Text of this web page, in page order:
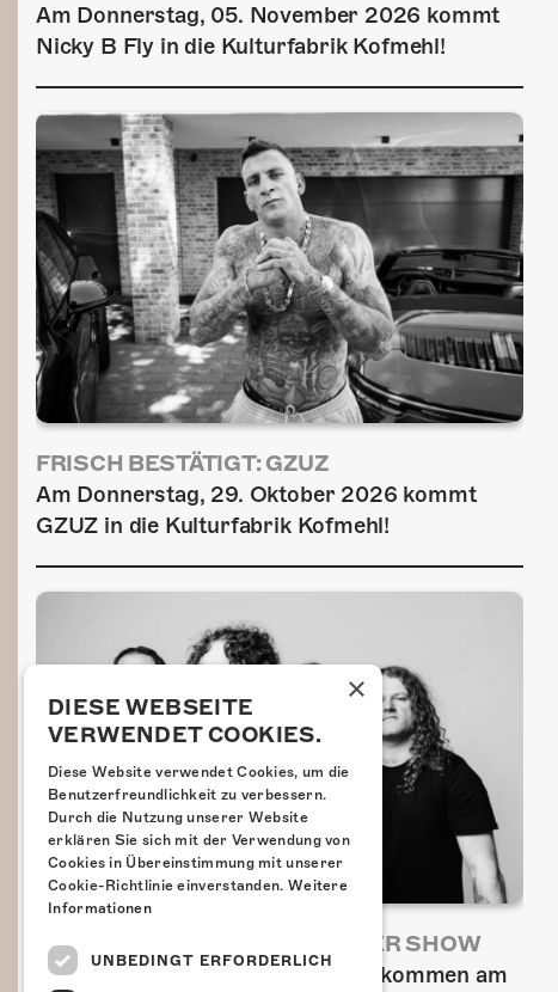
Am Donnerstag, 05. November 2026 kommt
Nicky B Fly in die Kulturfabrik Kofmehl!
FRISCH BESTÄTIGT: GZUZ
Am Donnerstag, 29. Oktober 2026 kommt
GZUZ in die Kulturfabrik Kofmehl!
AIRBOURNE - SPECIAL SUMMER SHOW
Wow, das ist ein Ding! Airbourne kommen am
×
DIESE WEBSEITE
VERWENDET COOKIES.
Diese Website verwendet Cookies, um die
Benutzerfreundlichkeit zu verbessern.
Durch die Nutzung unserer Website
erklären Sie sich mit der Verwendung von
Cookies in Übereinstimmung mit unserer
Cookie-Richtlinie einverstanden. Weitere
Informationen
UNBEDINGT ERFORDERLICH